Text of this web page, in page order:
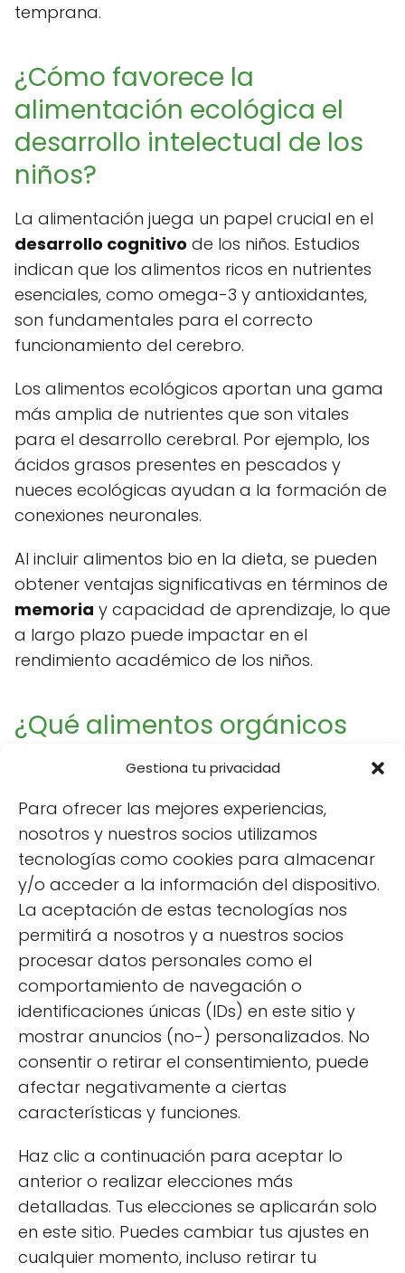
Gestiona tu privacidad
Para ofrecer las mejores experiencias,
nosotros y nuestros socios utilizamos
tecnologías como cookies para almacenar
y/o acceder a la información del dispositivo.
La aceptación de estas tecnologías nos
permitirá a nosotros y a nuestros socios
procesar datos personales como el
comportamiento de navegación o
identificaciones únicas (IDs) en este sitio y
mostrar anuncios (no-) personalizados. No
consentir o retirar el consentimiento, puede
afectar negativamente a ciertas
características y funciones.
Haz clic a continuación para aceptar lo
anterior o realizar elecciones más
detalladas. Tus elecciones se aplicarán solo
en este sitio. Puedes cambiar tus ajustes en
cualquier momento, incluso retirar tu
temprana.
¿Cómo favorece la
alimentación ecológica el
desarrollo intelectual de los
niños?
La alimentación juega un papel crucial en el
desarrollo cognitivo de los niños. Estudios
indican que los alimentos ricos en nutrientes
esenciales, como omega-3 y antioxidantes,
son fundamentales para el correcto
funcionamiento del cerebro.
Los alimentos ecológicos aportan una gama
más amplia de nutrientes que son vitales
para el desarrollo cerebral. Por ejemplo, los
ácidos grasos presentes en pescados y
nueces ecológicas ayudan a la formación de
conexiones neuronales.
Al incluir alimentos bio en la dieta, se pueden
obtener ventajas significativas en términos de
memoria y capacidad de aprendizaje, lo que
a largo plazo puede impactar en el
rendimiento académico de los niños.
¿Qué alimentos orgánicos
pueden introducirse en la
Existen diversos alimentos ecológicos que son
ideales para incorporar en la dieta de los
niños. Algunos ejemplos incluyen:
Frutas y verduras:Manzanas, plátanos,
zanahorias y espinacas son excelentes
opciones.
Cereales integrales:Avena y arroz
integral son fuentes saludables de
energía.
Proteínas:
Huevos y carne de animales
criados de manera ecológica.
Además, las marcas como Yammy ofrecen
productos como potitos y galletas
ecológicas, que son nutritivas y están
diseñadas específicamente para satisfacer